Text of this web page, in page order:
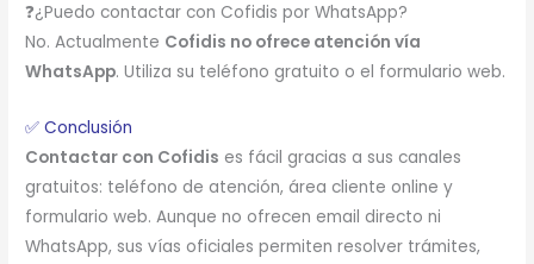
❓¿Puedo contactar con Cofidis por WhatsApp?
No. Actualmente Cofidis no ofrece atención vía
WhatsApp. Utiliza su teléfono gratuito o el formulario web.
✅ Conclusión
Contactar con Cofidis es fácil gracias a sus canales
gratuitos: teléfono de atención, área cliente online y
formulario web. Aunque no ofrecen email directo ni
WhatsApp, sus vías oficiales permiten resolver trámites,